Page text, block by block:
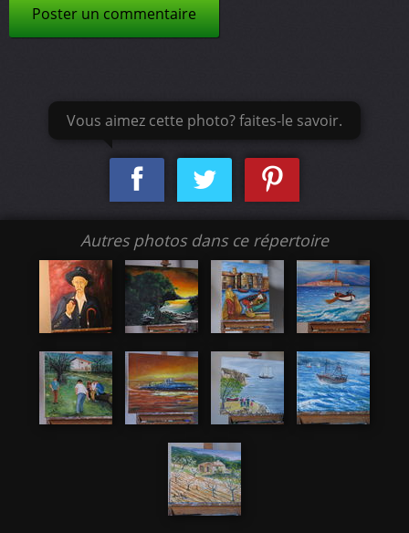
Poster un commentaire
Vous aimez cette photo? faites-le savoir.
Autres photos dans ce répertoire